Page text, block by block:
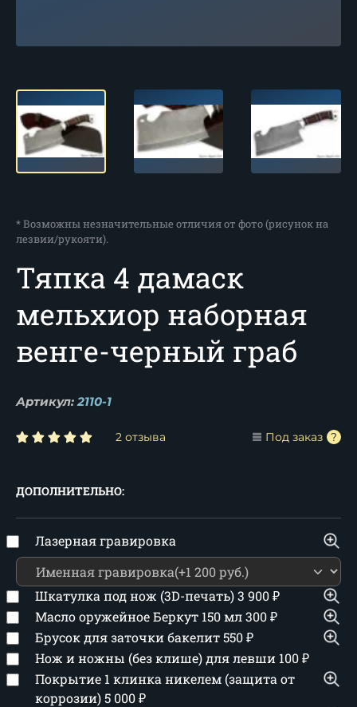
* Возможны незначительные отличия от фото (рисунок на
лезвии/рукояти).
Тяпка 4 дамаск
мельхиор наборная
венге-черный граб
Артикул: 2110-1
2 отзыва Под заказ
ДОПОЛНИТЕЛЬНО:
Лазерная гравировка
Шкатулка под нож (3D-печать)3 900₽
Масло оружейное Беркут 150 мл300₽
Брусок для заточки бакелит550₽
Нож и ножны (без клише) для левши 100₽
Покрытие 1 клинка никелем (защита от
коррозии)5 000₽